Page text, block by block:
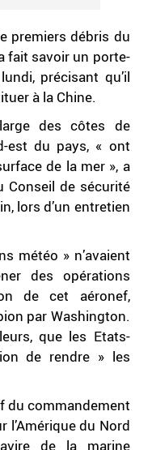
premiers débris du
fait savoir un porte-
précisant qu’il
à la Chine.
des côtes de
est du pays, « ont
de la mer », a
Conseil de sécurité
lors d’un entretien
météo » n’avaient
des opérations
de cet aéronef,
par Washington.
que les Etats-
de rendre » les
du commandement
l’Amérique du Nord
de la marine